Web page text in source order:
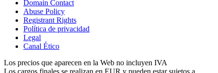
Domain Contact
Abuse Policy
Registrant Rights
Política de privacidad
Legal
Canal Ético
Los precios que aparecen en la Web no incluyen IVA